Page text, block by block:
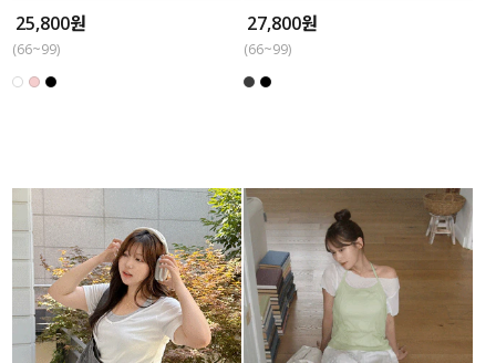
살안타템
110사이즈
티셔츠
팬츠
셔츠
원피스
팬츠
스커트
언더웨어
ACC
25,800원
(66~99)
27,800원
(66~99)